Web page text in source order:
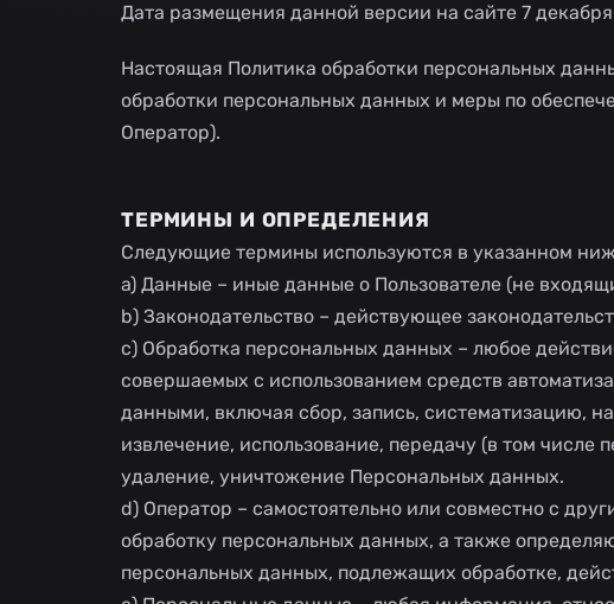
Дата размещения данной версии на сайте 7 декабря
Настоящая Политика обработки персональных
обработки персональных данных и меры по
Оператор).
ТЕРМИНЫ И ОПРЕДЕЛЕНИЯ
Следующие термины используются в указанном
a) Данные – иные данные о Пользователе (не
b) Законодательство – действующее
c) Обработка персональных данных – любое
совершаемых с использованием средств
данными, включая сбор, запись, систематизацию,
извлечение, использование, передачу (в том числе
удаление, уничтожение Персональных данных.
d) Оператор – самостоятельно или совместно с
обработку персональных данных, а также
персональных данных, подлежащих обработке,